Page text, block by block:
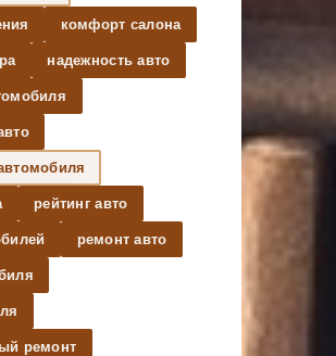
комфорт салона
надежность авто
рейтинг авто
ремонт авто
ремонт